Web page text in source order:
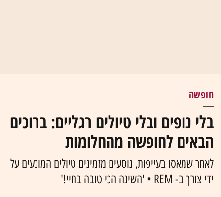
חופשה
בלי נופים ובלי טיולים רגליים: ברוכים
הבאים לחופשה מהחלומות
לאחר שמאסו בעייפות, נוסעים מזמינים טיולים המונעים על
ידי צורך ב- REM • 'השינה הכי טובה בחיי!'